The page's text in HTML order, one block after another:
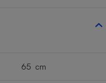
65 cm